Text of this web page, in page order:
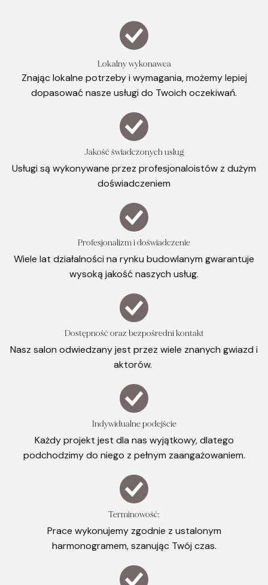
Lokalny wykonawca
Znając lokalne potrzeby i wymagania, możemy lepiej
dopasować nasze usługi do Twoich oczekiwań.
Jakość świadczonych usług
Usługi są wykonywane przez profesjonaloistów z dużym
doświadczeniem
Profesjonalizm i doświadczenie
Wiele lat działalności na rynku budowlanym gwarantuje
wysoką jakość naszych usług.
Dostępność oraz bezpośredni kontakt
Nasz salon odwiedzany jest przez wiele znanych gwiazd i
aktorów.
Indywidualne podejście
Każdy projekt jest dla nas wyjątkowy, dlatego
podchodzimy do niego z pełnym zaangażowaniem.
Terminowość:
Prace wykonujemy zgodnie z ustalonym
harmonogramem, szanując Twój czas.